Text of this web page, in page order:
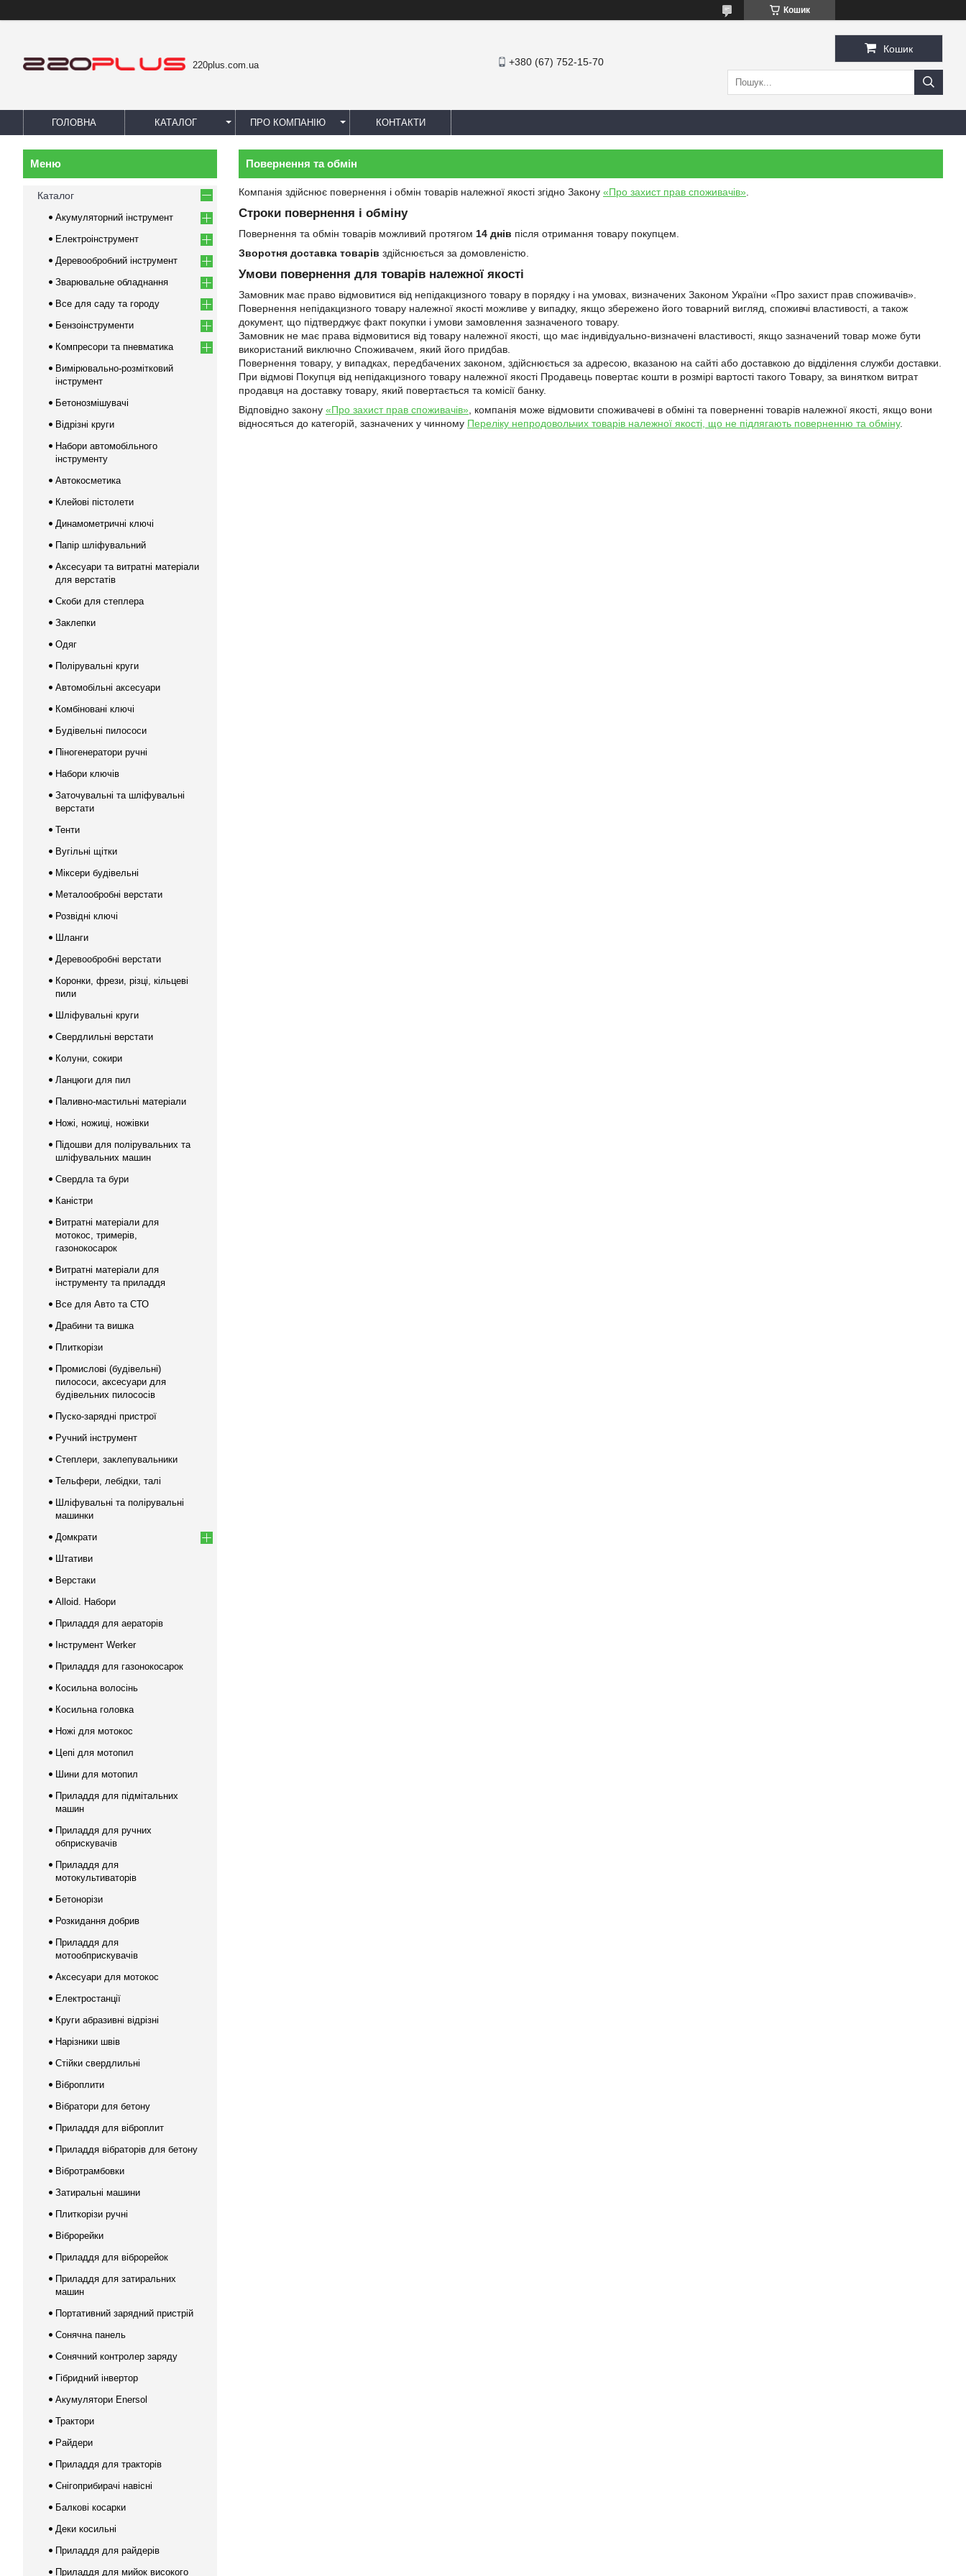
Кошик
220plus.com.ua +380 (67) 752-15-70
Кошик
ГОЛОВНА КАТАЛОГ ПРО КОМПАНІЮ КОНТАКТИ
Повернення та обмін
Компанія здійснює повернення і обмін товарів належної якості згідно Закону «Про захист прав споживачів»
Строки повернення і обміну
Повернення та обмін товарів можливий протягом 14 днів після отримання товару покупцем.
Зворотня доставка товарів здійснюється за домовленістю.
Умови повернення для товарів належної якості
Замовник має право відмовитися від непідакцизного товару в порядку і на умовах, визначених Законом України «Про захист прав споживачів».
Повернення непідакцизного товару належної якості можливе у випадку, якщо збережено його товарний вигляд, споживчі властивості, а також
документ, що підтверджує факт покупки і умови замовлення зазначеного товару.
Замовник не має права відмовитися від товару належної якості, що має індивідуально-визначені властивості, якщо зазначений товар може бути
використаний виключно Споживачем, який його придбав.
Повернення товару, у випадках, передбачених законом, здійснюється за адресою, вказаною на сайті або доставкою до відділення служби доставки.
При відмові Покупця від непідакцизного товару належної якості Продавець повертає кошти в розмірі вартості такого Товару, за винятком витрат
продавця на доставку товару, який повертається та комісії банку.
Відповідно закону «Про захист прав споживачів» , компанія може відмовити споживачеві в обміні та поверненні товарів належної якості, якщо вони
відносяться до категорій, зазначених у чинному Переліку непродовольчих товарів належної якості, що не підлягають поверненню та обміну.
Каталог
Акумуляторний інструмент
Електроінструмент
Деревообробний інструмент
Зварювальне обладнання
Все для саду та городу
Бензоінструменти
Компресори та пневматика
Вимірювально-розмітковий
інструмент
Бетонозмішувачі
Відрізні круги
Набори автомобільного
інструменту
Автокосметика
Клейові пістолети
Динамометричні ключі
Папір шліфувальний
Аксесуари та витратні матеріали
для верстатів
Скоби для степлера
Заклепки
Одяг
Полірувальні круги
Автомобільні аксесуари
Комбіновані ключі
Будівельні пилососи
Піногенератори ручні
Набори ключів
Заточувальні та шліфувальні
верстати
Тенти
Вугільні щітки
Міксери будівельні
Металообробні верстати
Розвідні ключі
Шланги
Деревообробні верстати
Коронки, фрези, різці, кільцеві
пили
Шліфувальні круги
Свердлильні верстати
Колуни, сокири
Ланцюги для пил
Паливно-мастильні матеріали
Ножі, ножиці, ножівки
Підошви для полірувальних та
шліфувальних машин
Свердла та бури
Каністри
Витратні матеріали для
мотокос, тримерів,
газонокосарок
Витратні матеріали для
інструменту та приладдя
Все для Авто та СТО
Драбини та вишка
Плиткорізи
Промислові (будівельні)
пилососи, аксесуари для
будівельних пилососів
Пуско-зарядні пристрої
Ручний інструмент
Степлери, заклепувальники
Тельфери, лебідки, талі
Шліфувальні та полірувальні
машинки
Домкрати
Штативи
Верстаки
Alloid. Набори
Приладдя для аераторів
Інструмент Werker
Приладдя для газонокосарок
Косильна волосінь
Косильна головка
Ножі для мотокос
Цепі для мотопил
Шини для мотопил
Приладдя для підмітальних
машин
Приладдя для ручних
обприскувачів
Приладдя для
мотокультиваторів
Бетонорізи
Розкидання добрив
Приладдя для
мотообприскувачів
Аксесуари для мотокос
Електростанції
Круги абразивні відрізні
Нарізники швів
Стійки свердлильні
Віброплити
Вібратори для бетону
Приладдя для віброплит
Приладдя вібраторів для бетону
Вібротрамбовки
Затиральні машини
Плиткорізи ручні
Віброрейки
Приладдя для віброрейок
Приладдя для затиральних
машин
Портативний зарядний пристрій
Сонячна панель
Сонячний контролер заряду
Гібридний інвертор
Акумулятори Enersol
Трактори
Райдери
Приладдя для тракторів
Снігоприбирачі навісні
Балкові косарки
Деки косильні
Приладдя для райдерів
Приладдя для мийок високого